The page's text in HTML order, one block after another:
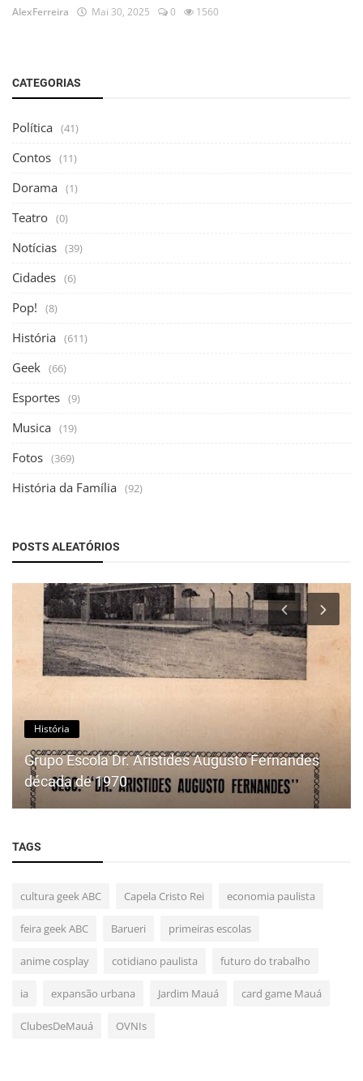
AlexFerreira Mai 30, 2025 0 1560
CATEGORIAS
Política (41)
Contos (11)
Dorama (1)
Teatro (0)
Notícias (39)
Cidades (6)
Pop! (8)
História (611)
Geek (66)
Esportes (9)
Musica (19)
Fotos (369)
História da Família (92)
POSTS ALEATÓRIOS
História
Grupo Escola Dr. Aristides Augusto Fernandes
década de 1970
TAGS
cultura geek ABC Capela Cristo Rei economia paulista
feira geek ABC Barueri primeiras escolas
anime cosplay cotidiano paulista futuro do trabalho
ia expansão urbana Jardim Mauá card game Mauá
ClubesDeMauá OVNIs